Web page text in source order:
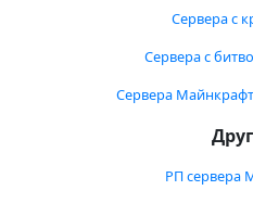
Сервера с
Сервера с
Сервера
РП сервера